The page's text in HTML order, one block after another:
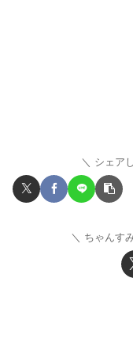
シェア
ちゃんす